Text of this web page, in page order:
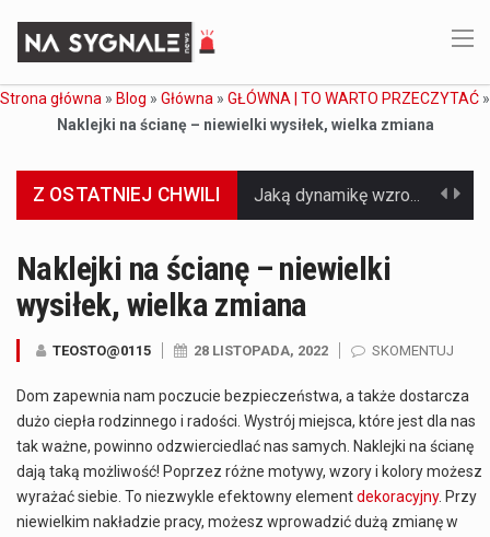
Strona główna » Blog » Główna » GŁÓWNA | TO WARTO PRZECZYTAĆ »
Naklejki na ścianę – niewielki wysiłek, wielka zmiana
Z OSTATNIEJ CHWILI Co to jest prognoza pogody na 14 dni? Prognoza pogody na 14 dni to niezwykle cenne narzędzie, które dostarcza szczegółowych informacji o długoterminowych warunkach atmosferycznych…
Czym były starożytne igrzyska olimpijskie w Grecji? Starożytne igrzyska olimpijskie odgrywały kluczową rolę w dziejach Grecji. Co cztery lata, w pięknej Olimpii, odbywały się te…
Co to jest globalne ocieplenie? Globalne ocieplenie to proces, który trwa od dłuższego czasu i prowadzi do podnoszenia się średnich temperatur zarówno na naszej planecie,…
Co to jest NATO? NATO, czyli Organizacja Traktatu Północnoatlantyckiego, to międzynarodowy sojusz wojskowy, który powstał 4 kwietnia 1949 roku. Jego głównym celem jest zapewnienie wolności…
Estetyka i styl: Elegancja vs Minimalizm Główną różnicą, którą widać na pierwszy rzut oka, jest sposób pracy materiału. Rolety rzymskie to produkt typu "2 w 1"…
Naklejki na ścianę – niewielki
wysiłek, wielka zmiana
TEOSTO@0115 28 LISTOPADA, 2022 SKOMENTUJ
Dom zapewnia nam poczucie bezpieczeństwa, a także dostarcza
dużo ciepła rodzinnego i radości. Wystrój miejsca, które jest dla nas
tak ważne, powinno odzwierciedlać nas samych. Naklejki na ścianę
dają taką możliwość! Poprzez różne motywy, wzory i kolory możesz
wyrażać siebie. To niezwykle efektowny elementdekoracyjny. Przy
niewielkim nakładzie pracy, możesz wprowadzić dużą zmianę w